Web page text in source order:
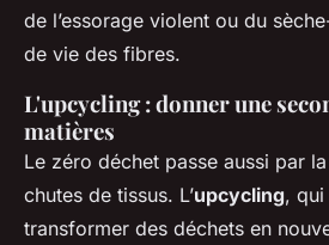
de l’essorage violent ou du
de vie des fibres.
L'upcycling : donner une
matières
Le zéro déchet passe aussi par
chutes de tissus. L’upcycling, qui
transformer des déchets en